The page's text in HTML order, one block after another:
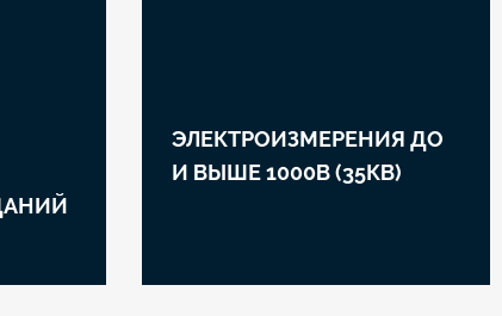
ЭЛЕКТРОИЗМЕРЕНИЯ ДО
И ВЫШЕ 1000В (35КВ)